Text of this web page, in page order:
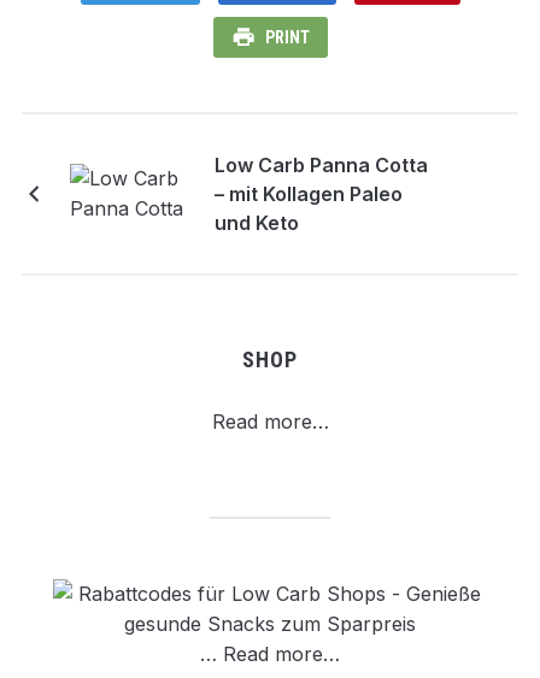
PRINT
Low Carb Panna Cotta
– mit Kollagen Paleo
und Keto
SHOP
Read more…
… Read more…